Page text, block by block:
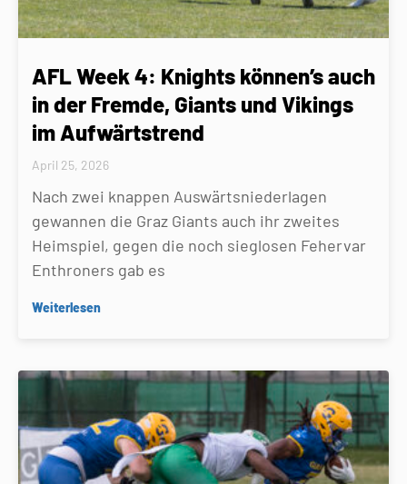
AFL Week 4: Knights können’s auch
in der Fremde, Giants und Vikings
im Aufwärtstrend
April 25, 2026
Nach zwei knappen Auswärtsniederlagen
gewannen die Graz Giants auch ihr zweites
Heimspiel, gegen die noch sieglosen Fehervar
Enthroners gab es
Weiterlesen